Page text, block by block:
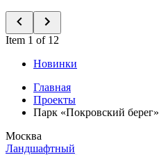
Item 1 of 12
Новинки
Главная
Проекты
Парк «Покровский берег»
Москва
Ландшафтный